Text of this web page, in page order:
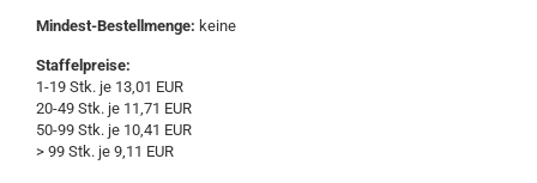
Mindest-​Bestellmenge: keine
Staffelpreise:
1-19 Stk. je 13,01 EUR
20-49 Stk. je 11,71 EUR
50-99 Stk. je 10,41 EUR
> 99 Stk. je 9,11 EUR